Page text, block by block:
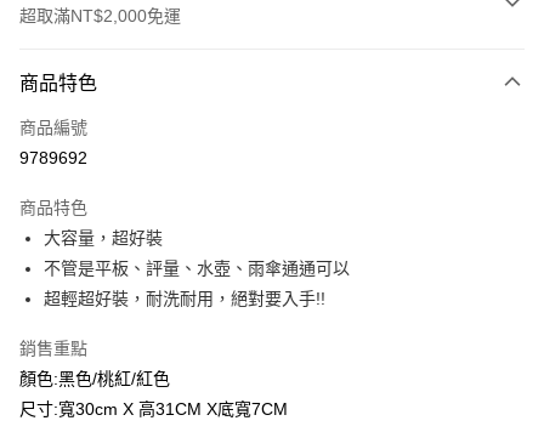
超取滿NT$2,000免運
信用卡一次付款
超商取貨付款
Apple Pay
Google Pay
運送方式
全家付款取貨
商品特色
商品編號
9789692
商品特色
大容量，超好裝
不管是平板、評量、水壺、雨傘通通可以
超輕超好裝，耐洗耐用，絕對要入手!!
銷售重點
顏色:黑色/桃紅/紅色
尺寸:寬30cm X 高31CM X底寬7CM